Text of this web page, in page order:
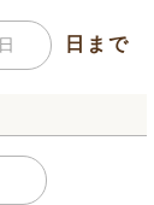
日まで